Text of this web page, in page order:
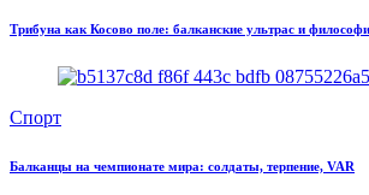
Трибуна как Косово поле: балканские ультрас и
Спорт
Балканцы на чемпионате мира: солдаты, терпение, VAR